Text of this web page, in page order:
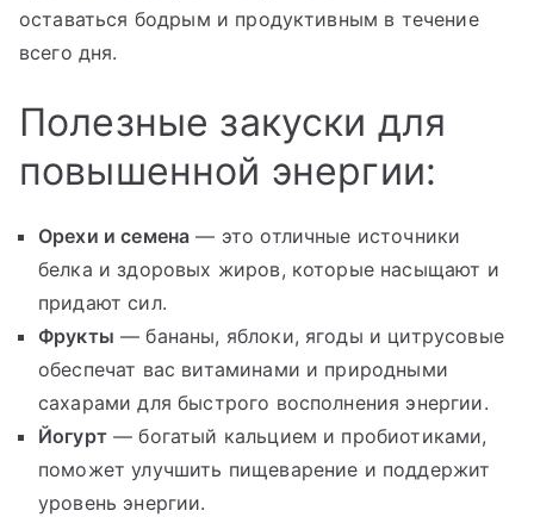
оставаться бодрым и продуктивным в течение
всего дня.
Полезные закуски для
повышенной энергии:
Орехи и семена — это отличные источники
белка и здоровых жиров, которые насыщают и
придают сил.
Фрукты — бананы, яблоки, ягоды и цитрусовые
обеспечат вас витаминами и природными
сахарами для быстрого восполнения энергии.
Йогурт— богатый кальцием и пробиотиками,
поможет улучшить пищеварение и поддержит
уровень энергии.